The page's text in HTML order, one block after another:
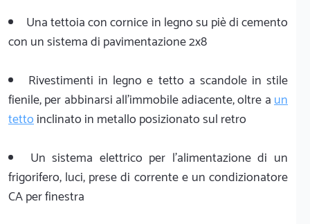
Una tettoia con cornice in legno su piè di cemento
con un sistema di pavimentazione 2x8
Rivestimenti in legno e tetto a scandole in stile
fienile, per abbinarsi all'immobile adiacente, oltre aun
tettoinclinato in metallo posizionato sul retro
Un sistema elettrico per l'alimentazione di un
frigorifero, luci, prese di corrente e un condizionatore
CA per finestra